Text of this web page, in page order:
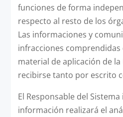
funciones de forma
respecto al resto de los
Las informaciones y
infracciones
material de aplicación de
recibirse tanto por escrito
El Responsable del
información realizará el